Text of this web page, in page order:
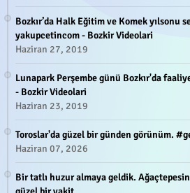
Bozkır’da Halk Eğitim ve Komek yılsonu
yakupcetincom - Bozkir Videolari
Haziran 27, 2019
Lunapark Perşembe günü Bozkır'da
- Bozkir Videolari
Haziran 23, 2019
Toroslar'da güzel bir günden görünüm.
Haziran 07, 2026
Bir tatlı huzur almaya geldik.